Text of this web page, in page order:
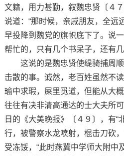
文籍，用力甚勤，叙魏忠贤〔４
说道：“那时候，亲戚朋友，全远
早投降到魏党的旗帜底下了。说
帮忙的，只有几个书呆子，还有
这说的是魏忠贤使缇骑捕周顺
击散的事。诚然，老百姓虽然不
瑜中求瑕，屎里觅道，但能从大
往往有决非清高通达的士大夫所
日的《大美晚报》〔４９〕，有“
行，被警察水龙喷射，棍击刀砍
受冻馁，“此时燕冀中学师大附中